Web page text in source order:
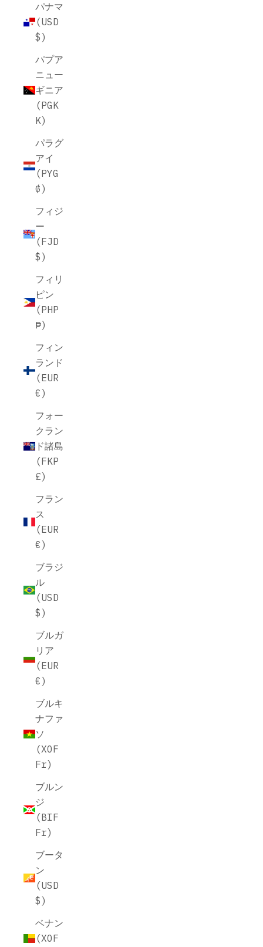
パナマ
(USD
$)
パプア
ニュー
ギニア
(PGK
K)
パラグ
アイ
(PYG
₲)
フィジ
ー
(FJD
$)
フィリ
ピン
(PHP
₱)
フィン
ランド
(EUR
€)
フォー
クラン
ド諸島
(FKP
£)
フラン
ス
(EUR
€)
ブラジ
ル
(USD
$)
ブルガ
リア
(EUR
€)
ブルキ
ナファ
ソ
(XOF
Fr)
ブルン
ジ
(BIF
Fr)
ブータ
ン
(USD
$)
ベナン
(XOF